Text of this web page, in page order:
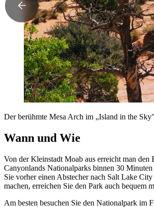
Der berühmte Mesa Arch im „Island in the
Wann und Wie
Von der Kleinstadt Moab aus erreicht man den
Canyonlands Nationalparks binnen 30
Sie vorher einen Abstecher nach Salt Lake
machen, erreichen Sie den Park auch bequem
Am besten besuchen Sie den Nationalpark im